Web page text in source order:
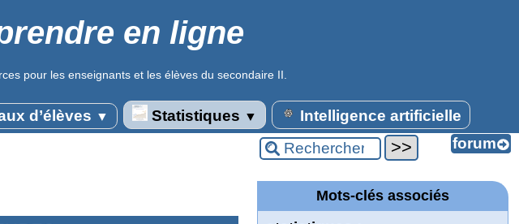
en ligne
pour les enseignants et les élèves du secondaire II.
d’élèves ▼ Statistiques ▼ Intelligence artificielle
Mots-clés associés